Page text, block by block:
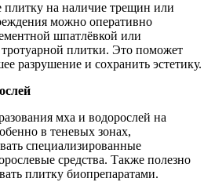
плитку на наличие трещин или
можно оперативно
шпатлёвкой или
плитки. Это поможет
разрушение и сохранить эстетику.
мха и водорослей на
в теневых зонах,
специализированные
средства. Также полезно
плитку биопрепаратами.